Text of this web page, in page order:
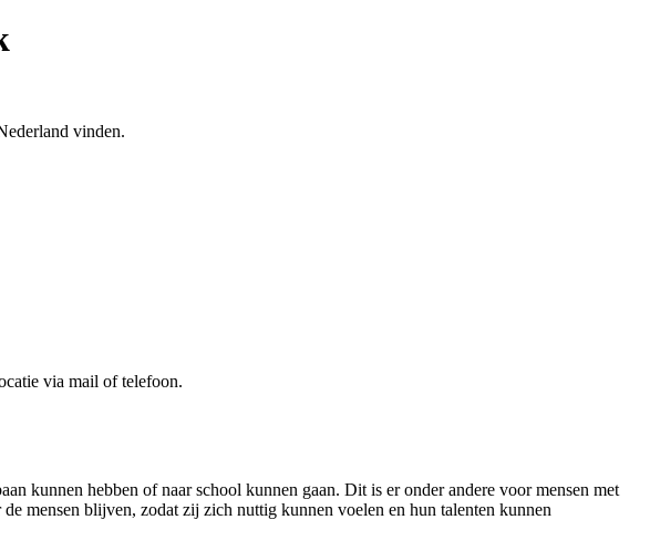
vinden.
via mail of telefoon.
kunnen hebben of naar school kunnen gaan. Dit is er onder andere voor mensen met
mensen blijven, zodat zij zich nuttig kunnen voelen en hun talenten kunnen